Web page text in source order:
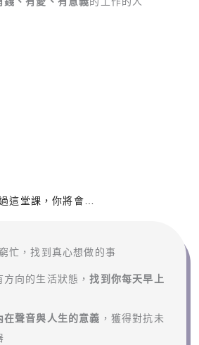
這堂課，你將會…
忙，找到真心想做的事
方向的生活狀態，找到你每天早上
在聲音與人生的意義 ，獲得對抗未